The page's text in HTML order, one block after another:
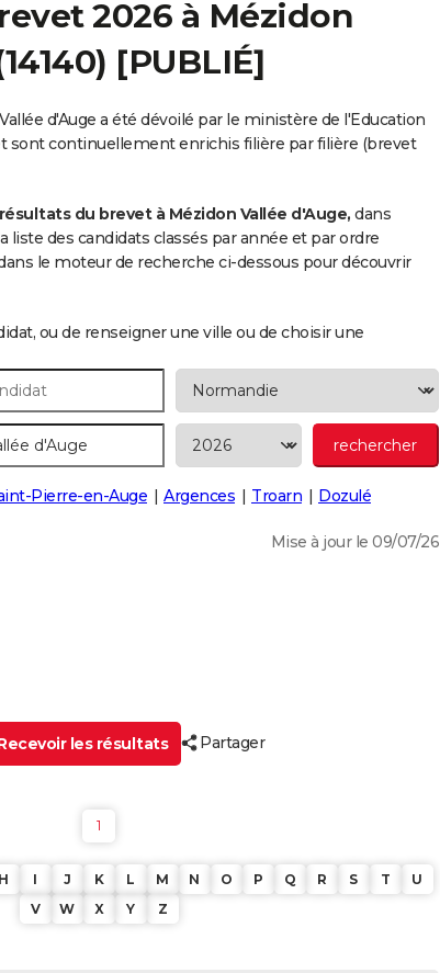
2026 à Mézidon
[PUBLIÉ]
d'Auge a été dévoilé par le ministère de l'Education
sont continuellement enrichis filière par filière (brevet
du brevet à Mézidon Vallée d'Auge, dans
liste des candidats classés par année et par ordre
le moteur de recherche ci-dessous pour découvrir
ou de renseigner une ville ou de choisir une
Pierre-en-Auge Argences Troarn Dozulé
Mise à jour le 09/07/26
les résultats Partager
1
H I J K L M N O P Q R S T
U
V
W X Y Z